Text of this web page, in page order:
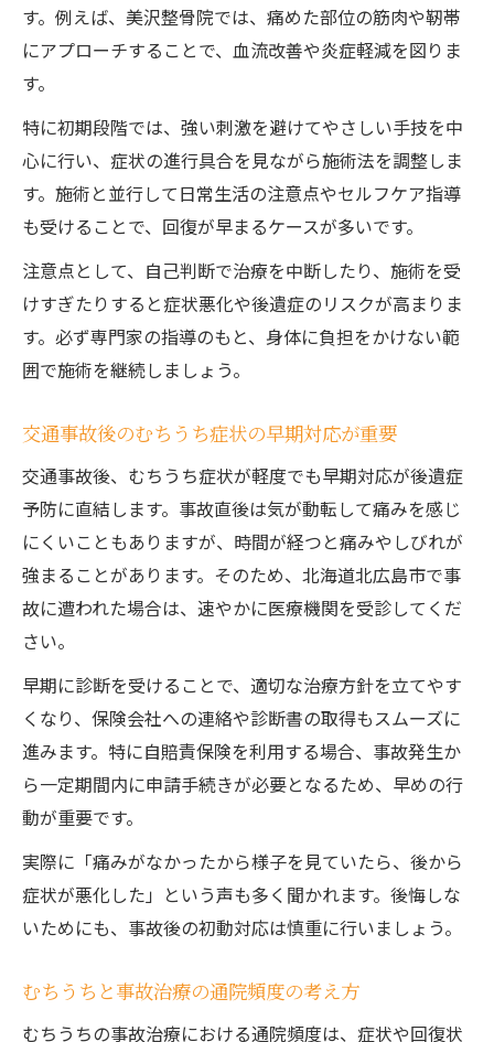
す。例えば、美沢整骨院では、痛めた部位の筋肉や靭帯
にアプローチすることで、血流改善や炎症軽減を図りま
す。
特に初期段階では、強い刺激を避けてやさしい手技を中
心に行い、症状の進行具合を見ながら施術法を調整しま
す。施術と並行して日常生活の注意点やセルフケア指導
も受けることで、回復が早まるケースが多いです。
注意点として、自己判断で治療を中断したり、施術を受
けすぎたりすると症状悪化や後遺症のリスクが高まりま
す。必ず専門家の指導のもと、身体に負担をかけない範
囲で施術を継続しましょう。
交通事故後のむちうち症状の早期対応が重要
交通事故後、むちうち症状が軽度でも早期対応が後遺症
予防に直結します。事故直後は気が動転して痛みを感じ
にくいこともありますが、時間が経つと痛みやしびれが
強まることがあります。そのため、北海道北広島市で事
故に遭われた場合は、速やかに医療機関を受診してくだ
さい。
早期に診断を受けることで、適切な治療方針を立てやす
くなり、保険会社への連絡や診断書の取得もスムーズに
進みます。特に自賠責保険を利用する場合、事故発生か
ら一定期間内に申請手続きが必要となるため、早めの行
動が重要です。
実際に「痛みがなかったから様子を見ていたら、後から
症状が悪化した」という声も多く聞かれます。後悔しな
いためにも、事故後の初動対応は慎重に行いましょう。
むちうちと事故治療の通院頻度の考え方
むちうちの事故治療における通院頻度は、症状や回復状